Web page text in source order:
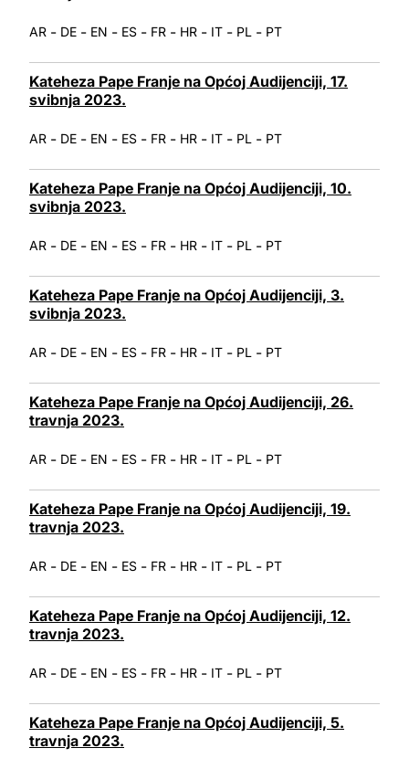
AR - DE - EN - ES - FR - HR - IT - PL - PT
Kateheza Pape Franje na Općoj Audijenciji, 17.
svibnja 2023.
AR - DE - EN - ES - FR - HR - IT - PL - PT
Kateheza Pape Franje na Općoj Audijenciji, 10.
svibnja 2023.
AR - DE - EN - ES - FR - HR - IT - PL - PT
Kateheza Pape Franje na Općoj Audijenciji, 3.
svibnja 2023.
AR - DE - EN - ES - FR - HR - IT - PL - PT
Kateheza Pape Franje na Općoj Audijenciji, 26.
travnja 2023.
AR - DE - EN - ES - FR - HR - IT - PL - PT
Kateheza Pape Franje na Općoj Audijenciji, 19.
travnja 2023.
AR - DE - EN - ES - FR - HR - IT - PL - PT
Kateheza Pape Franje na Općoj Audijenciji, 12.
travnja 2023.
AR - DE - EN - ES - FR - HR - IT - PL - PT
Kateheza Pape Franje na Općoj Audijenciji, 5.
travnja 2023.